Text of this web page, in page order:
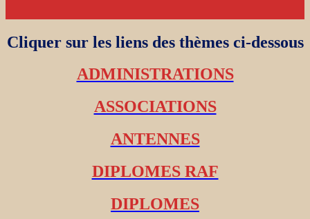
Cliquer sur les liens des thèmes ci-dessous
ADMINISTRATIONS
ASSOCIATIONS
ANTENNES
DIPLOMES RAF
DIPLOMES